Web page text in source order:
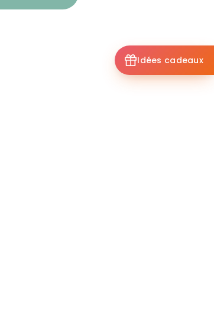
Idées cadeaux